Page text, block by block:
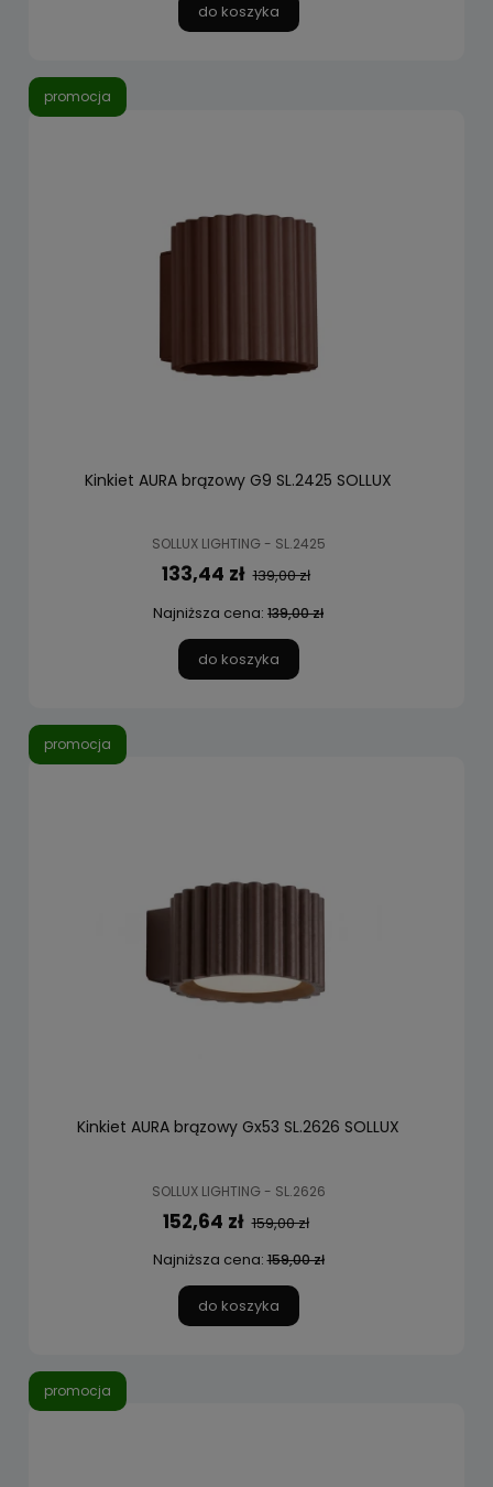
do koszyka
Kinkiet AURA brązowy G9 SL.2425 SOLLUX
SOLLUX LIGHTING - SL.2425
133,44 zł 139,00 zł
Najniższa cena: 139,00 zł
do koszyka
promocja
Kinkiet AURA brązowy Gx53 SL.2626 SOLLUX
SOLLUX LIGHTING - SL.2626
152,64 zł 159,00 zł
Najniższa cena:159,00 zł
do koszyka
promocja
promocja